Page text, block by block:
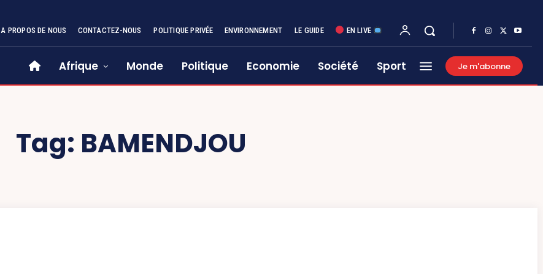
A PROPOS DE NOUS CONTACTEZ-NOUS POLITIQUE PRIVÉE ENVIRONNEMENT LE GUIDE EN LIVE
Afrique Monde Politique Economie Société Sport Je m'abonne
Tag: BAMENDJOU